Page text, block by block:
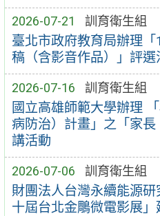
2026-07-21 訓育衛生組
臺北市政府教育局辦理
稿（含影音作品）」評選
2026-07-16 訓育衛生組
國立高雄師範大學辦理
病防治）計畫」之「家
講活動
2026-07-06 訓育衛生組
財團法人台灣永續能源
十屆台北金鵰微電影展」